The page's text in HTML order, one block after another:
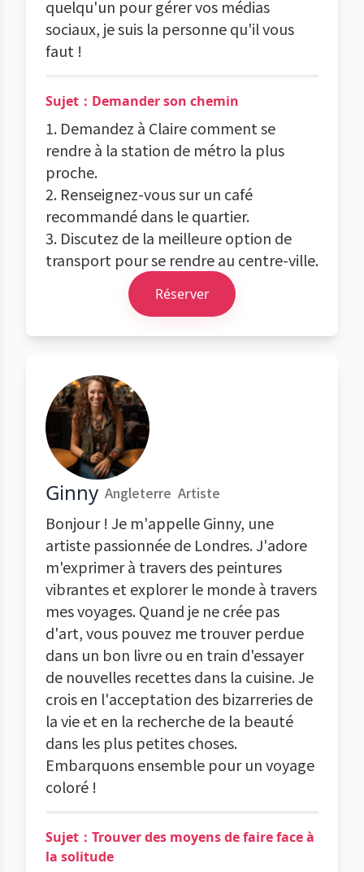
quelqu'un pour gérer vos médias
sociaux, je suis la personne qu'il vous
faut !
Sujet：Demander son chemin
1. Demandez à Claire comment se
rendre à la station de métro la plus
proche.
2. Renseignez-vous sur un café
recommandé dans le quartier.
3. Discutez de la meilleure option de
transport pour se rendre au centre-ville.
Réserver
Ginny Angleterre Artiste
Bonjour ! Je m'appelle Ginny, une
artiste passionnée de Londres. J'adore
m'exprimer à travers des peintures
vibrantes et explorer le monde à travers
mes voyages. Quand je ne crée pas
d'art, vous pouvez me trouver perdue
dans un bon livre ou en train d'essayer
de nouvelles recettes dans la cuisine. Je
crois en l'acceptation des bizarreries de
la vie et en la recherche de la beauté
dans les plus petites choses.
Embarquons ensemble pour un voyage
coloré !
Sujet：Trouver des moyens de faire face à
la solitude